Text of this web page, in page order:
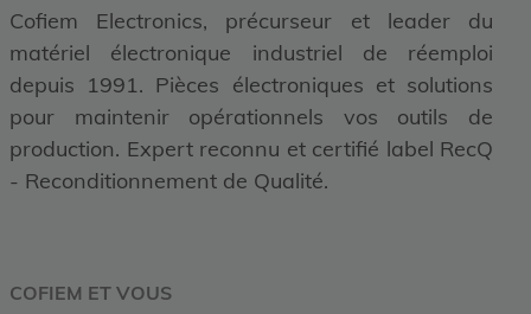
Cofiem Electronics, précurseur et leader du
matériel électronique industriel de réemploi
depuis 1991. Pièces électroniques et solutions
pour maintenir opérationnels vos outils de
production. Expert reconnu et certifié label RecQ
- Reconditionnement de Qualité.
COFIEM ET VOUS